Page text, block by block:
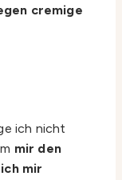
cremige
ich nicht
mir den
mir